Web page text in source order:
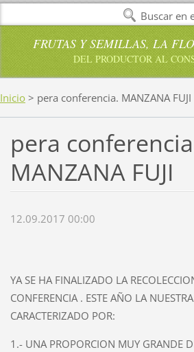
FRUTAS Y SEMILLAS, LA
DEL PRODUCTOR AL
Inicio > pera conferencia. MANZANA FUJI
pera
MANZANA FUJI
12.09.2017 00:00
YA SE HA FINALIZADO LA
CONFERENCIA . ESTE AÑO LA
CARACTERIZADO POR:
1.- UNA PROPORCION MUY GRANDE
Buscar en